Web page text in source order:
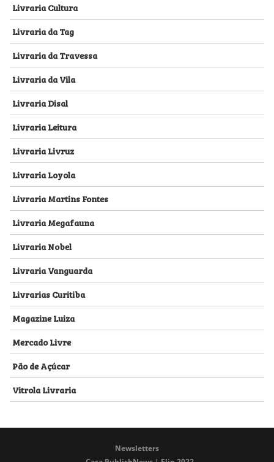
Livraria Cultura
Livraria da Tag
Livraria da Travessa
Livraria da Vila
Livraria Disal
Livraria Leitura
Livraria Livruz
Livraria Loyola
Livraria Martins Fontes
Livraria Megafauna
Livraria Nobel
Livraria Vanguarda
Livrarias Curitiba
Magazine Luiza
Mercado Livre
Pão de Açúcar
Vitrola Livraria
Newsletters